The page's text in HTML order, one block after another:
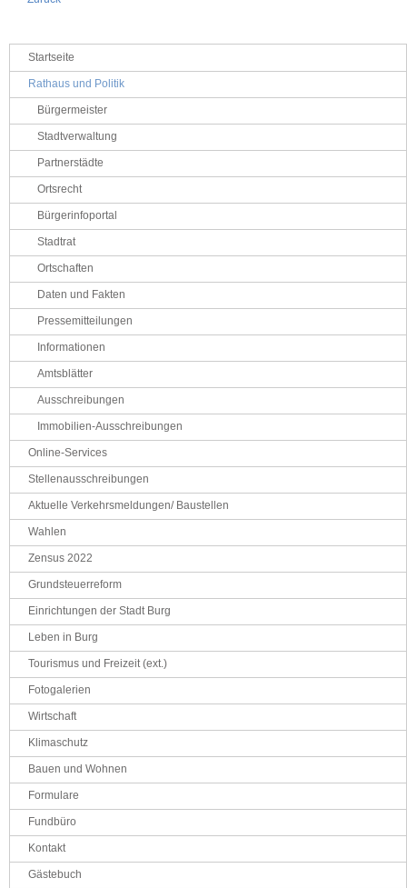
Navigation
überspringen
Startseite
Rathaus und Politik
Bürgermeister
Stadtverwaltung
Partnerstädte
Ortsrecht
Bürgerinfoportal
Stadtrat
Ortschaften
Daten und Fakten
Pressemitteilungen
Informationen
Amtsblätter
Ausschreibungen
Immobilien-Ausschreibungen
Online-Services
Stellenausschreibungen
Aktuelle Verkehrsmeldungen/ Baustellen
Wahlen
Zensus 2022
Grundsteuerreform
Einrichtungen der Stadt Burg
Leben in Burg
Tourismus und Freizeit (ext.)
Fotogalerien
Wirtschaft
Klimaschutz
Bauen und Wohnen
Formulare
Fundbüro
Kontakt
Gästebuch